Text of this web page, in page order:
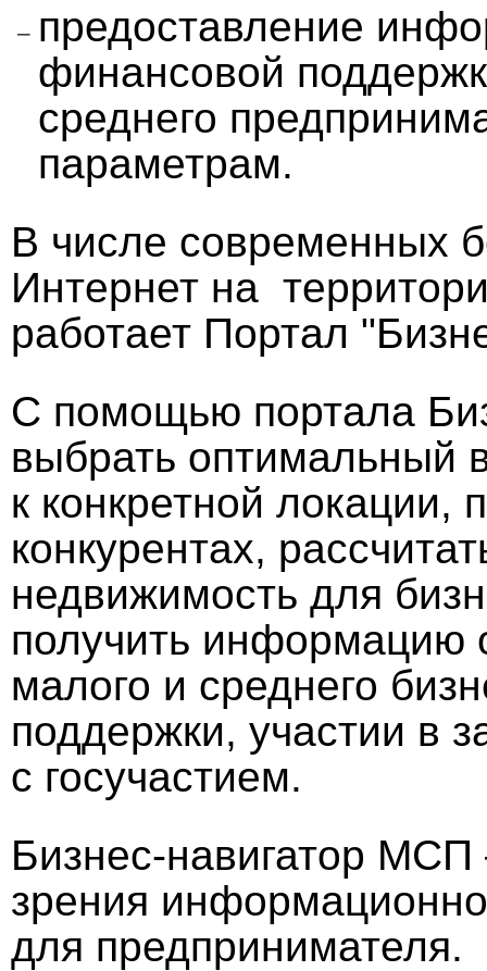
предоставление
финансовой
среднего
параметрам.
В числе современных
Интернет на
работает Портал
С помощью портала
выбрать оптимальный
к конкретной
конкурентах,
недвижимость для
получить информацию
малого и среднего
поддержки, участии в
с госучастием.
Бизнес-навигатор МСП
зрения
для предпринимателя.